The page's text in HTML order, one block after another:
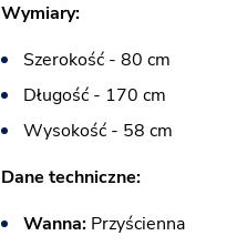
Wymiary:
Szerokość - 80 cm
Długość - 170 cm
Wysokość - 58 cm
​Dane techniczne:​​
Wanna: Przyścienna